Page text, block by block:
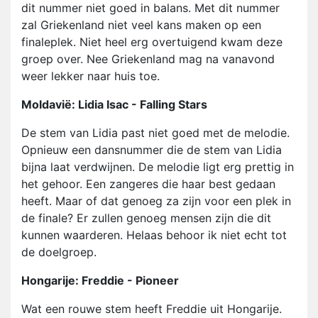
dit nummer niet goed in balans. Met dit nummer
zal Griekenland niet veel kans maken op een
finaleplek. Niet heel erg overtuigend kwam deze
groep over. Nee Griekenland mag na vanavond
weer lekker naar huis toe.
Moldavië: Lidia Isac - Falling Stars
De stem van Lidia past niet goed met de melodie.
Opnieuw een dansnummer die de stem van Lidia
bijna laat verdwijnen. De melodie ligt erg prettig in
het gehoor. Een zangeres die haar best gedaan
heeft. Maar of dat genoeg za zijn voor een plek in
de finale? Er zullen genoeg mensen zijn die dit
kunnen waarderen. Helaas behoor ik niet echt tot
de doelgroep.
Hongarije: Freddie - Pioneer
Wat een rouwe stem heeft Freddie uit Hongarije.